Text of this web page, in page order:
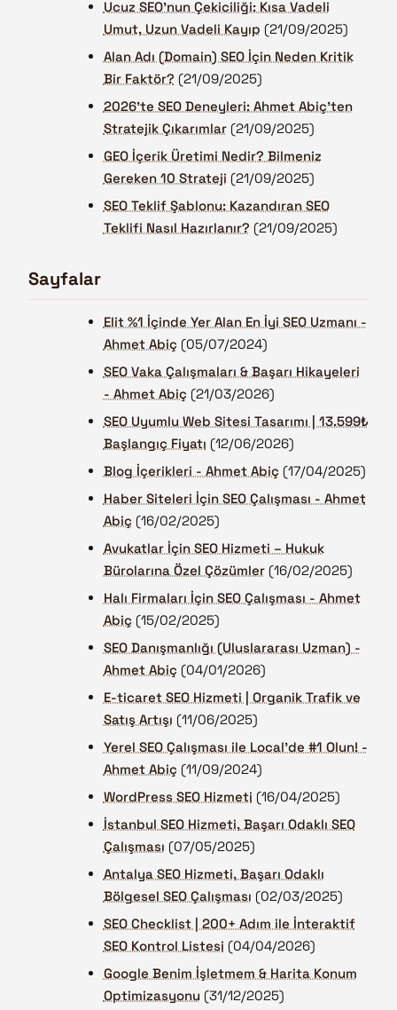
Ucuz SEO’nun Çekiciliği: Kısa Vadeli
Umut, Uzun Vadeli Kayıp (21/09/2025)
Alan Adı (Domain) SEO İçin Neden Kritik
Bir Faktör? (21/09/2025)
2026’te SEO Deneyleri: Ahmet Abiç’ten
Stratejik Çıkarımlar (21/09/2025)
GEO İçerik Üretimi Nedir? Bilmeniz
Gereken 10 Strateji (21/09/2025)
SEO Teklif Şablonu: Kazandıran SEO
Teklifi Nasıl Hazırlanır? (21/09/2025)
Sayfalar
Elit %1 İçinde Yer Alan En İyi SEO Uzmanı -
Ahmet Abiç (05/07/2024)
SEO Vaka Çalışmaları & Başarı Hikayeleri
- Ahmet Abiç (21/03/2026)
SEO Uyumlu Web Sitesi Tasarımı | 13.599₺
Başlangıç Fiyatı (12/06/2026)
Blog İçerikleri - Ahmet Abiç (17/04/2025)
Haber Siteleri İçin SEO Çalışması - Ahmet
Abiç (16/02/2025)
Avukatlar İçin SEO Hizmeti – Hukuk
Bürolarına Özel Çözümler (16/02/2025)
Halı Firmaları İçin SEO Çalışması - Ahmet
Abiç (15/02/2025)
SEO Danışmanlığı (Uluslararası Uzman) -
Ahmet Abiç (04/01/2026)
E-ticaret SEO Hizmeti | Organik Trafik ve
Satış Artışı (11/06/2025)
Yerel SEO Çalışması ile Local'de #1 Olun! -
Ahmet Abiç (11/09/2024)
WordPress SEO Hizmeti (16/04/2025)
İstanbul SEO Hizmeti, Başarı Odaklı SEO
Çalışması (07/05/2025)
Antalya SEO Hizmeti, Başarı Odaklı
Bölgesel SEO Çalışması (02/03/2025)
SEO Checklist | 200+ Adım ile İnteraktif
SEO Kontrol Listesi (04/04/2026)
Google Benim İşletmem & Harita Konum
Optimizasyonu (31/12/2025)